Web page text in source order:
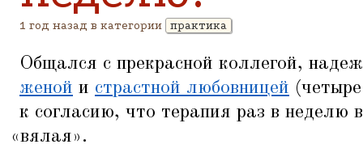
1 год назад в категории практика
Общался с прекрасной коллегой,
женой и страстной любовницей
к согласию, что терапия раз в неделю
«вялая».